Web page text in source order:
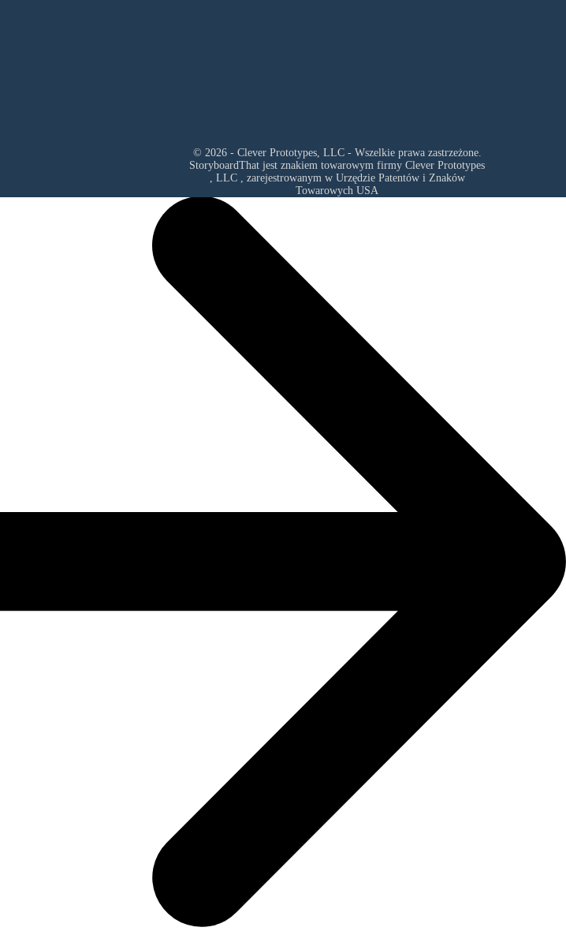
© 2026 - Clever Prototypes, LLC - Wszelkie prawa zastrzeżone.
StoryboardThat jest znakiem towarowym firmy Clever Prototypes
, LLC, zarejestrowanym w Urzędzie Patentów i Znaków
Towarowych USA